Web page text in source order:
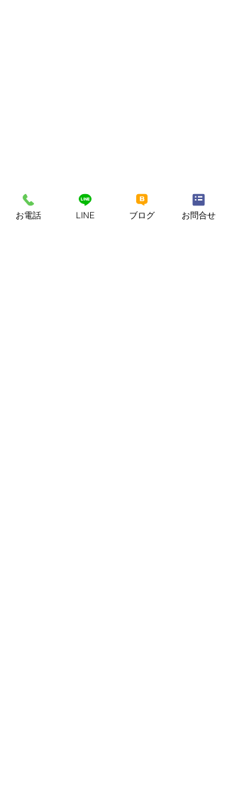
お電話 LINE ブログ お問合せ